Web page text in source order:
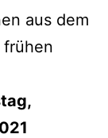
aus dem